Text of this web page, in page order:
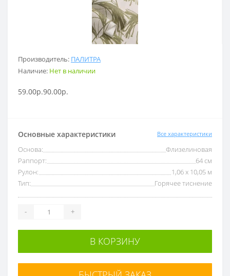
Производитель: ПАЛИТРА
Наличие: Нет в наличии
59.00р.90.00р.
Основные характеристики Все характеристики
Основа:
Флизелиновая
Раппорт:
64 см
Рулон:
1,06 x 10,05 м
Тип:
Горячее тиснение
- +
В КОРЗИНУ